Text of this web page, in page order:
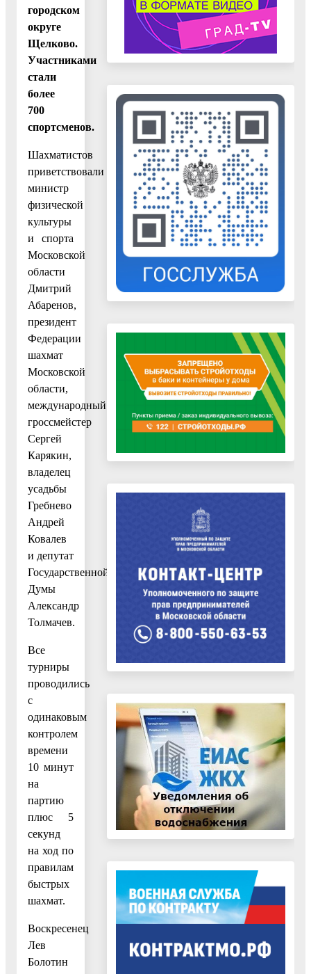
городском
округе
Щелково.
Участниками
стали
более
700
спортсменов.
Шахматистов
приветствовали
министр
физической
культуры
и спорта
Московской
области
Дмитрий
Абаренов,
президент
Федерации
шахмат
Московской
области,
международный
гроссмейстер
Сергей
Карякин,
владелец
усадьбы
Гребнево
Андрей
Ковалев
и депутат
Государственной
Думы
Александр
Толмачев.
Все
турниры
проводились
с
одинаковым
контролем
времени
10 минут
на
партию
плюс 5
секунд
на ход по
правилам
быстрых
шахмат.
Воскресенец
Лев
Болотин